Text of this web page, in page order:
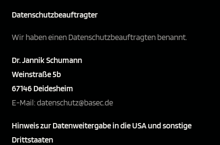
Datenschutz­beauftragter
Wir haben einen Datenschutzbeauftragten benannt.
Dr. Jannik Schumann
Weinstraße 5b
67146 Deidesheim
E-Mail: datenschutz@basec.de
Hinweis zur Datenweitergabe in die USA und sonstige
Drittstaaten